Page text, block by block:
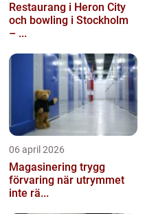
Restaurang i Heron City
och bowling i Stockholm
– ...
06 april 2026
Magasinering trygg
förvaring när utrymmet
inte rä...